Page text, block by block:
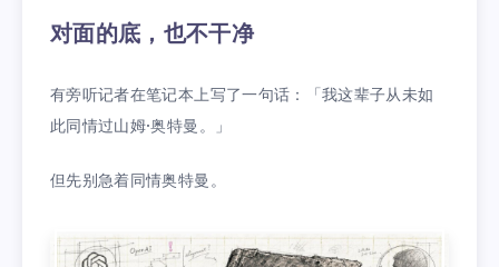
对面的底，也不干净
有旁听记者在笔记本上写了一句话：「我这辈子从未如
此同情过山姆·奥特曼。」
但先别急着同情奥特曼。